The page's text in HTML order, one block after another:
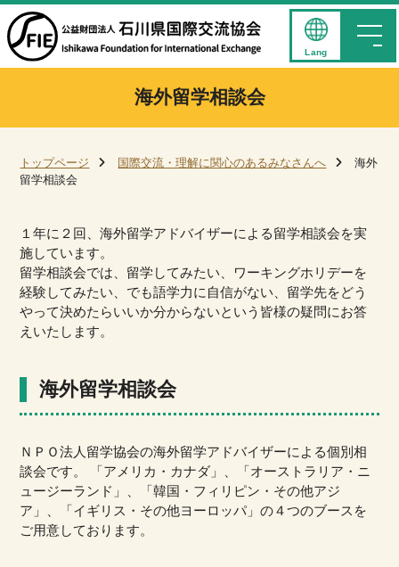
Lang
海外留学相談会
トップページ 国際交流・理解に関心のあるみなさんへ
海外
留学相談会
１年に２回、海外留学アドバイザーによる留学相談会を実
施しています。
留学相談会では、留学してみたい、ワーキングホリデーを
経験してみたい、でも語学力に自信がない、留学先をどう
やって決めたらいいか分からないという皆様の疑問にお答
えいたします。
海外留学相談会
ＮＰＯ法人留学協会の海外留学アドバイザーによる個別相
談会です。 「アメリカ・カナダ」、「オーストラリア・ニ
ュージーランド」、「韓国・フィリピン・その他アジ
ア」、「イギリス・その他ヨーロッパ」の４つのブースを
ご用意しております。